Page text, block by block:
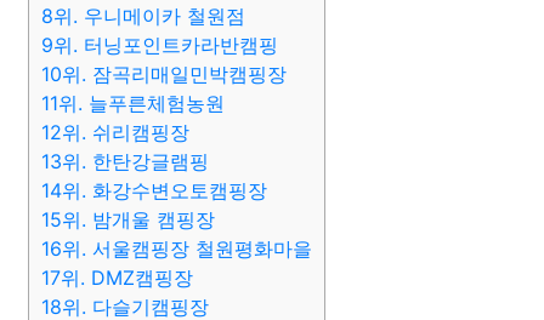
8위. 우니메이카 철원점
9위. 터닝포인트카라반캠핑
10위. 잠곡리매일민박캠핑장
11위. 늘푸른체험농원
12위. 쉬리캠핑장
13위. 한탄강글램핑
14위. 화강수변오토캠핑장
15위. 밤개울 캠핑장
16위. 서울캠핑장 철원평화마을
17위. DMZ캠핑장
18위. 다슬기캠핑장